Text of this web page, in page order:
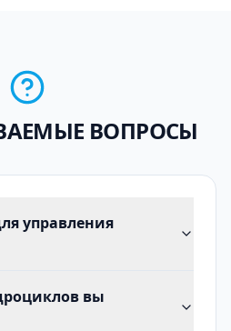
ВОПРОСЫ
управления
вы